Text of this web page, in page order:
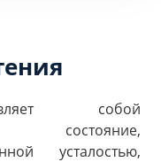
собой
состояние,
усталостью,